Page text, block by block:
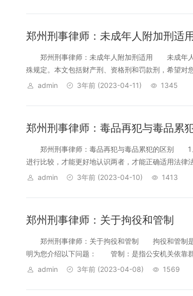
郑州刑事律师：未成年人附加刑适
郑州刑事律师：未成年人附加刑适用 未成年人
殊规定。本文包括财产刑、资格刑和罚款刑，希望
admin
3年前 (2023-04-11) 1345
郑州刑事律师：毒品再犯与毒品累
郑州刑事律师：毒品再犯与毒品累犯的区别 1
进行比较，才能更好地认识两者，才能正确适用法
admin
3年前 (2023-04-10) 1413
郑州刑事律师：关于拘役和管制
郑州刑事律师：关于拘役和管制 拘役和管制是
明为您介绍以下问题： 管制：是指公安机关依靠
admin
3年前 (2023-04-08) 1569